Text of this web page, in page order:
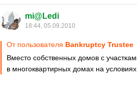
mi@Ledi
18:44, 05.09.2010
От пользователя Bankruptcy Trustee
Вместо собственных домов с
в многоквартирных домах на